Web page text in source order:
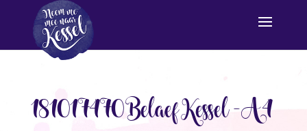
181017470 Belaef Kessel – A4